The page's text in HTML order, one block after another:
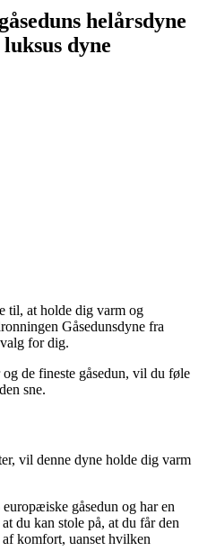
helårsdyne
dyne
til, at holde dig varm og
Gåsedunsdyne fra
for dig.
de fineste gåsedun, vil du føle
sne.
vil denne dyne holde dig varm
gåsedun og har en
du kan stole på, at du får den
komfort, uanset hvilken